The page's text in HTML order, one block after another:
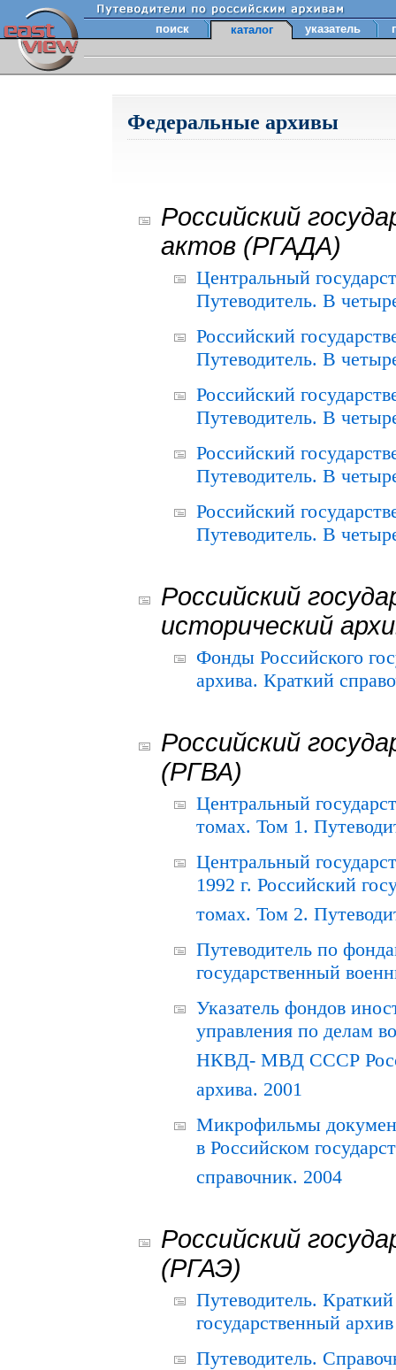
поиск каталог указатель
Федеральные архивы
Российский
актов (РГАДА)
Центральный
Путеводитель. В
Российский
Путеводитель. В
Российский
Путеводитель. В
Российский
Путеводитель. В
Российский
Путеводитель. В
Российский
исторический
Фонды Российского
архива. Краткий
Российский
(РГВА)
Центральный
томах. Том 1.
Центральный
1992 г. Российский
томах. Том 2.
Путеводитель по
государственный
Указатель фондов
управления по делам
НКВД- МВД СССР
архива. 2001
Микрофильмы
в Российском
справочник. 2004
Российский
(РГАЭ)
Путеводитель.
государственный
Путеводитель.